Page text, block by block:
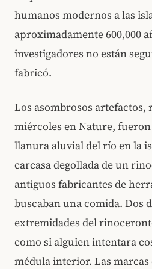
humanos modernos a las
aproximadamente 600,000
investigadores no están
fabricó.
Los asombrosos artefactos,
miércoles en Nature,
llanura aluvial del río en la
carcasa degollada de un
antiguos fabricantes de
buscaban una comida. Dos
extremidades del
como si alguien intentara
médula interior. Las